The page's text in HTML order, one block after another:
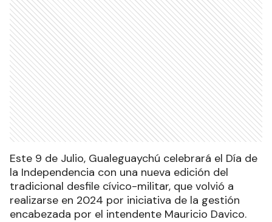
Este 9 de Julio, Gualeguaychú celebrará el Día de
la Independencia con una nueva edición del
tradicional desfile cívico-militar, que volvió a
realizarse en 2024 por iniciativa de la gestión
encabezada por el intendente Mauricio Davico.